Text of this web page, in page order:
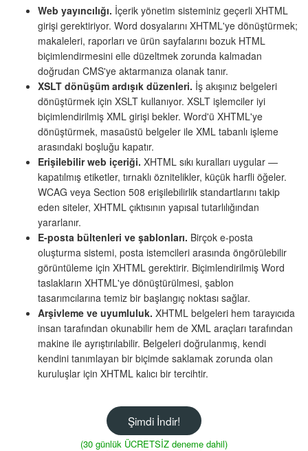
Web yayıncılığı. İçerik yönetim sisteminiz geçerli XHTML
girişi gerektiriyor. Word dosyalarını XHTML'ye dönüştürmek;
makaleleri, raporları ve ürün sayfalarını bozuk HTML
biçimlendirmesini elle düzeltmek zorunda kalmadan
doğrudan CMS'ye aktarmanıza olanak tanır.
XSLT dönüşüm ardışık düzenleri. İş akışınız belgeleri
dönüştürmek için XSLT kullanıyor. XSLT işlemciler iyi
biçimlendirilmiş XML girişi bekler. Word'ü XHTML'ye
dönüştürmek, masaüstü belgeler ile XML tabanlı işleme
arasındaki boşluğu kapatır.
Erişilebilir web içeriği. XHTML sıkı kuralları uygular —
kapatılmış etiketler, tırnaklı öznitelikler, küçük harfli öğeler.
WCAG veya Section 508 erişilebilirlik standartlarını takip
eden siteler, XHTML çıktısının yapısal tutarlılığından
yararlanır.
E-posta bültenleri ve şablonları. Birçok e-posta
oluşturma sistemi, posta istemcileri arasında öngörülebilir
görüntüleme için XHTML gerektirir. Biçimlendirilmiş Word
taslakların XHTML'ye dönüştürülmesi, şablon
tasarımcılarına temiz bir başlangıç noktası sağlar.
Arşivleme ve uyumluluk. XHTML belgeleri hem tarayıcıda
insan tarafından okunabilir hem de XML araçları tarafından
makine ile ayrıştırılabilir. Belgeleri doğrulanmış, kendi
kendini tanımlayan bir biçimde saklamak zorunda olan
kuruluşlar için XHTML kalıcı bir tercihtir.
Şimdi İndir!
(30 günlük ÜCRETSİZ deneme dahil)